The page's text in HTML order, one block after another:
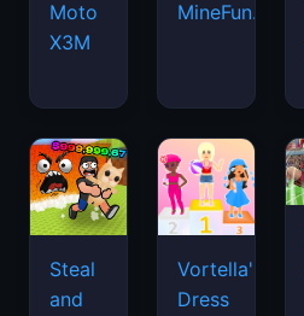
Moto
X3M
MineFun.io
Steal
and
Vortella's
Dress